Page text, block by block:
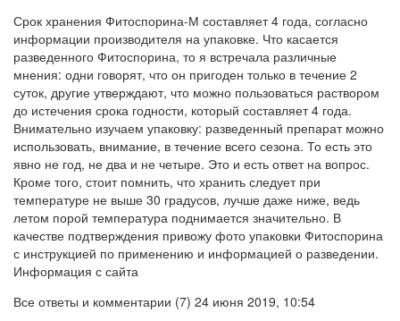
Срок хранения Фитоспорина-М составляет 4 года, согласно
информации производителя на упаковке. Что касается
разведенного Фитоспорина, то я встречала различные
мнения: одни говорят, что он пригоден только в течение 2
суток, другие утверждают, что можно пользоваться раствором
до истечения срока годности, который составляет 4 года.
Внимательно изучаем упаковку: разведенный препарат можно
использовать, внимание, в течение всего сезона. То есть это
явно не год, не два и не четыре. Это и есть ответ на вопрос.
Кроме того, стоит помнить, что хранить следует при
температуре не выше 30 градусов, лучше даже ниже, ведь
летом порой температура поднимается значительно. В
качестве подтверждения привожу фото упаковки Фитоспорина
с инструкцией по применению и информацией о разведении.
Информация с сайта
Все ответы и комментарии (7) 24 июня 2019, 10:54